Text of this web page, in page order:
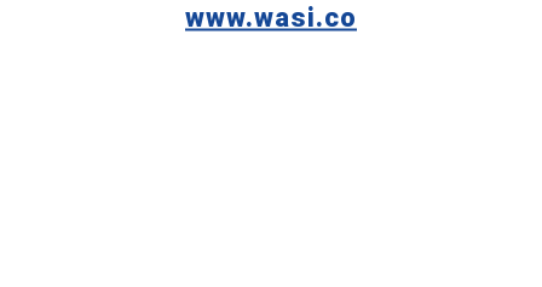
www.wasi.co